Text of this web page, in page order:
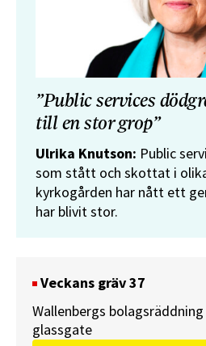
”Public services
till en stor grop”
Ulrika Knutson: Public
som stått och skottat i
kyrkogården har nått ett
har blivit stor.
Veckans gräv 37
Wallenbergs
glassgate